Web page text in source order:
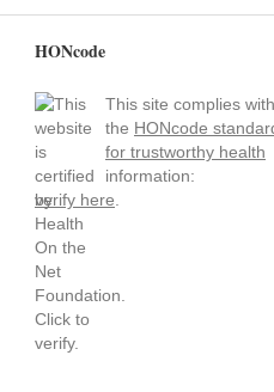
HONcode
This site complies with
the HONcode
for trustworthy health
information:
verify here